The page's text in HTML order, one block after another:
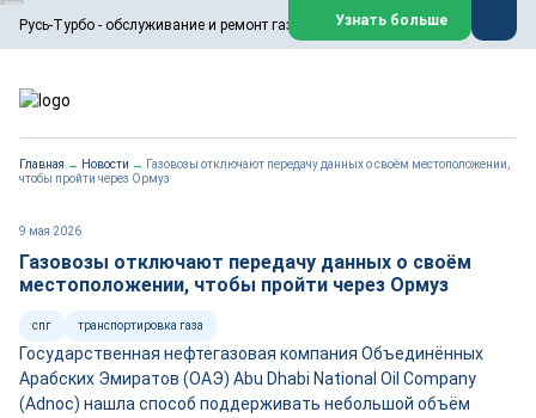
Русь-Турбо - обслуживание и ремонт газовых паровых турбин
ООО «Русь-Турбо» занимается сервисом газовых и паровых
турбин, комплексным ремонтом, восстановлением,
техническим обслуживанием оборудования ТЭС,
работают на нефтегазовых, нефтехимических,
металлургических и других предприятиях.
Реклама. ООО «Русь-Турбо», ИНН 7802588950
erid: F7NfYUJCUneVdwPs4znf
Узнать больше
Главная → Новости → Газовозы отключают передачу данных о своём местоположении,
чтобы пройти через Ормуз
9 мая 2026
Газовозы отключают передачу данных о своём
местоположении, чтобы пройти через Ормуз
спг транспортировка газа
Государственная нефтегазовая компания Объединённых
Арабских Эмиратов (ОАЭ) Abu Dhabi National Oil Company
(Adnoc) нашла способ поддерживать небольшой объём